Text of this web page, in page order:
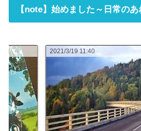
【note】始めました～日常の
2021/3/16 07:23